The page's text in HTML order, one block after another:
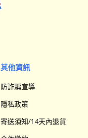
其他資訊
防詐騙宣導
隱私政策
寄送須知/14天內退貨